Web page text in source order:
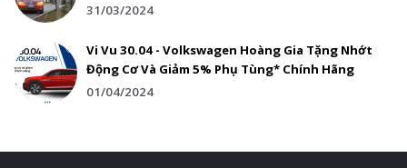
31/03/2024
Vi Vu 30.04 - Volkswagen Hoàng Gia Tặng Nhớt
Động Cơ Và Giảm 5% Phụ Tùng* Chính Hãng
01/04/2024